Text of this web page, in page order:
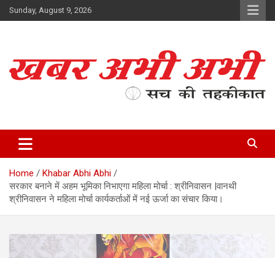
Skip
to
Sunday, August 9, 2026
Home
Khabar Abhi Abhi
सरकार बनाने में अहम भूमिका निभाएगा महिला मोर्चा : श्रीनिवासन |वानथी
श्रीनिवासन ने महिला मोर्चा कार्यकर्ताओं में नई ऊर्जा का संचार किया।